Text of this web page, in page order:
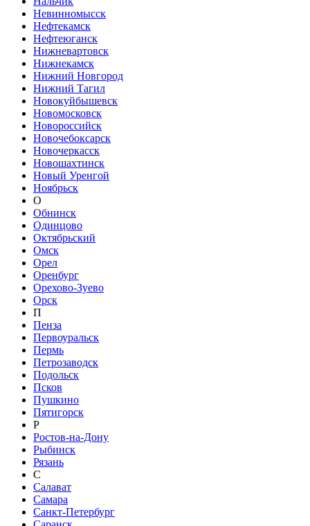
Невинномысск
Нефтекамск
Нефтеюганск
Нижневартовск
Нижнекамск
Нижний Новгород
Нижний Тагил
Новокуйбышевск
Новомосковск
Новороссийск
Новочебоксарск
Новочеркасск
Новошахтинск
Новый Уренгой
Ноябрьск
О
Обнинск
Одинцово
Октябрьский
Омск
Орел
Оренбург
Орехово-Зуево
Орск
П
Пенза
Первоуральск
Пермь
Петрозаводск
Подольск
Псков
Пушкино
Пятигорск
Р
Ростов-на-Дону
Рыбинск
Рязань
С
Салават
Самара
Санкт-Петербург